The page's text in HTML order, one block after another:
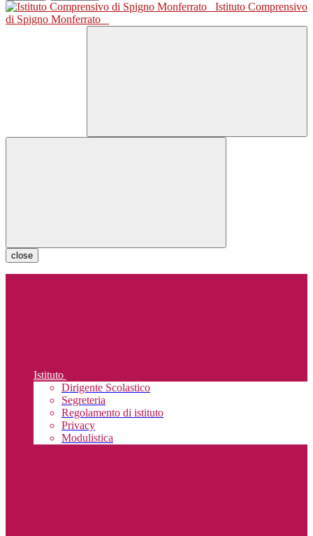
Istituto Comprensivo
di Spigno Monferrato
close
Istituto
Dirigente Scolastico
Segreteria
Regolamento di istituto
Privacy
Modulistica